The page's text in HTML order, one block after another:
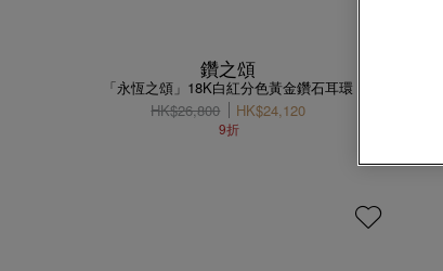
鑽之頌
「永恆之頌」18K白紅分色黃金鑽石耳環
HK$26,800
HK$24,120
9折